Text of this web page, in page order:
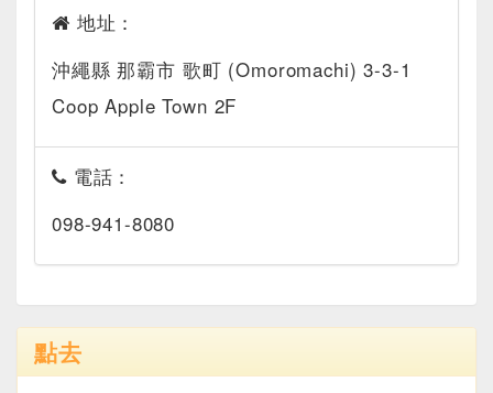
地址：
沖繩縣 那霸市 歌町 (Omoromachi) 3-3-1
Coop Apple Town 2F
電話：
098-941-8080
點去